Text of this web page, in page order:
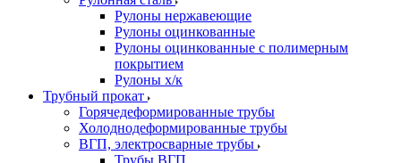
Рулоны нержавеющие
Рулоны оцинкованные
Рулоны оцинкованные с полимерным
покрытием
Рулоны х/к
Трубный прокат
Горячедеформированные трубы
Холоднодеформированные трубы
ВГП, электросварные трубы
Трубы ВГП